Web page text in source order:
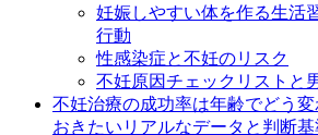
妊娠しやすい体を作る生活
行動
性感染症と不妊のリスク
不妊原因チェックリストと
不妊治療の成功率は年齢でどう
おきたいリアルなデータと判断基